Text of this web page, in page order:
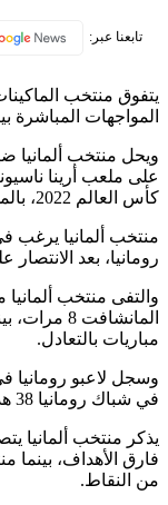
تابعنا عبر:
يتفوق منتخب
المواجهات المباشرة
ويحل منتخب ألمانيا
على ملعب أرينا
كأس العالم 2022، بالمجموعة العاشرة.
منتخب ألمانيا يرغب
رومانيا، بعد
مباريات بالتعادل.
في شباك رومانيا 38 هدف.
فارق الأهداف، بينما
من النقاط.